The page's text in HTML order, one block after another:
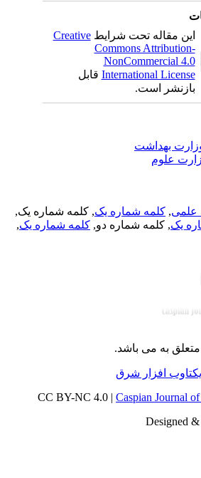
این مقاله تحت شرایطCreative
Commons
NonCommercial
Internationalقابل
بازنشر است.
بهداشت
علوم
, کلمه شماره یک, کلمه شماره یک,
یک, کلمه شماره دو,کلمه شماره یک,
بهمی باشد.
افزار شرق
Caspian